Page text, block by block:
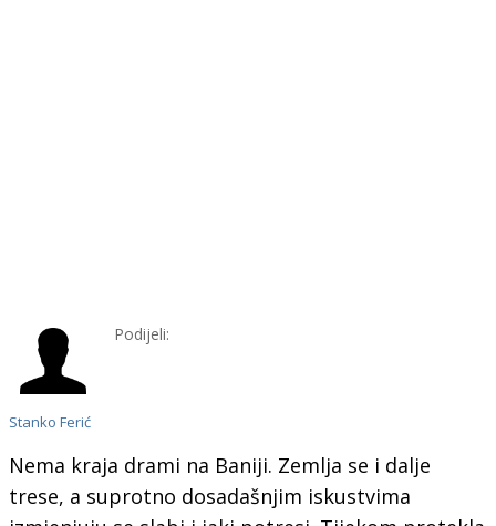
Stanko Ferić
Podijeli:
Nema kraja drami na Baniji. Zemlja se i dalje
trese, a suprotno dosadašnjim iskustvima